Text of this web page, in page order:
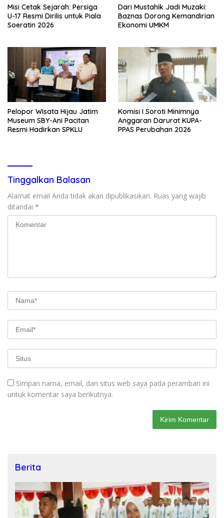
Misi Cetak Sejarah: Persiga
U-17 Resmi Dirilis untuk Piala
Soeratin 2026
Dari Mustahik Jadi Muzaki:
Baznas Dorong Kemandirian
Ekonomi UMKM
Pelopor Wisata Hijau Jatim
Museum SBY-Ani Pacitan
Resmi Hadirkan SPKLU
Komisi I Soroti Minimnya
Anggaran Darurat KUPA-
PPAS Perubahan 2026
Tinggalkan Balasan
Alamat email Anda tidak akan dipublikasikan. Ruas yang wajib
ditandai *
Simpan nama, email, dan situs web saya pada peramban ini
untuk komentar saya berikutnya.
Berita